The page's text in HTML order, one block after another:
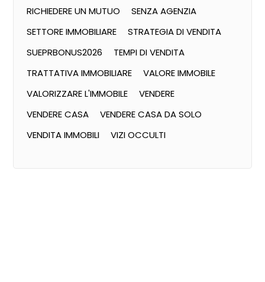
RICHIEDERE UN MUTUO
SENZA AGENZIA
SETTORE IMMOBILIARE
STRATEGIA DI VENDITA
SUEPRBONUS2026
TEMPI DI VENDITA
TRATTATIVA IMMOBILIARE
VALORE IMMOBILE
VALORIZZARE L'IMMOBILE
VENDERE
VENDERE CASA
VENDERE CASA DA SOLO
VENDITA IMMOBILI
VIZI OCCULTI